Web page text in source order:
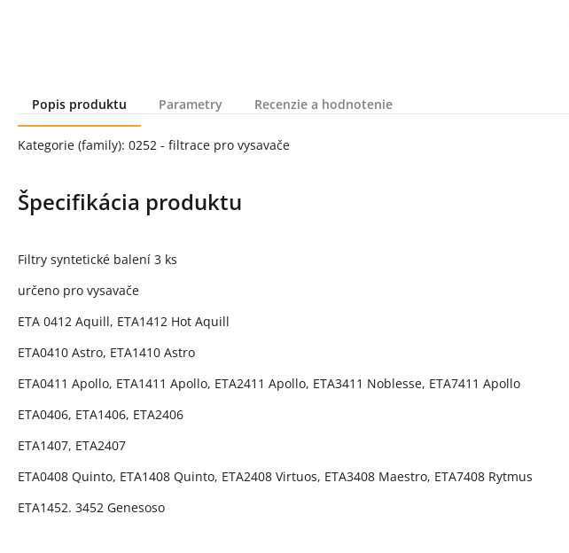
Popis produktu
Parametry Recenzie a hodnotenie
Popis produktu
Kategorie (family): 0252 - filtrace pro vysavače
Špecifikácia produktu
Filtry syntetické balení 3 ks
určeno pro vysavače
ETA 0412 Aquill, ETA1412 Hot Aquill
ETA0410 Astro, ETA1410 Astro
ETA0411 Apollo, ETA1411 Apollo, ETA2411 Apollo, ETA3411 Noblesse, ETA7411 Apollo
ETA0406, ETA1406, ETA2406
ETA1407, ETA2407
ETA0408 Quinto, ETA1408 Quinto, ETA2408 Virtuos, ETA3408 Maestro, ETA7408 Rytmus
ETA1452. 3452 Genesoso